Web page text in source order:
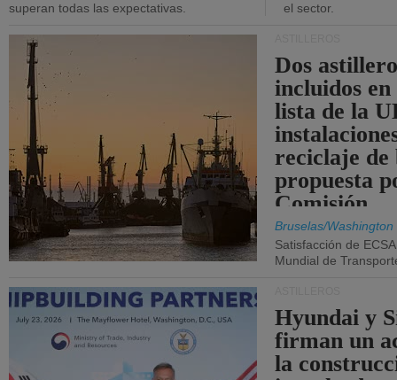
superan todas las expectativas.
el sector.
Dos
incluidos
lista de la
reciclaje de
propuesta
Comisión.
Bruselas/Washington
Satisfacción de
Mundial de
Hyundai y
firman un
la